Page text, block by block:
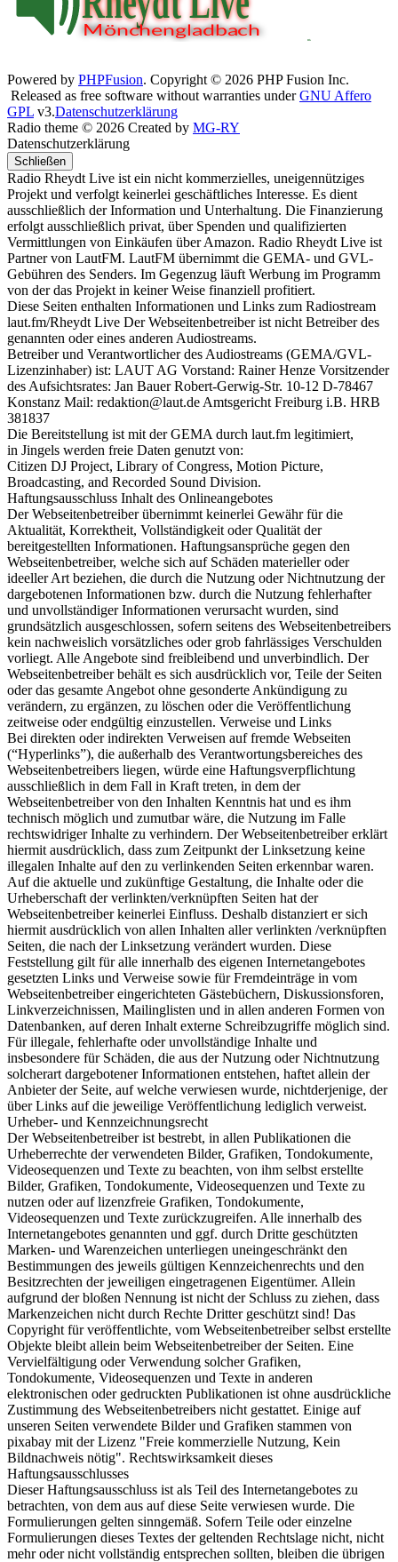
Powered by PHPFusion. Copyright © 2026 PHP Fusion Inc.
Released as free software without warranties underGNU Affero
GPL v3.Datenschutzerklärung
Radio theme © 2026 Created by MG-RY
Datenschutzerklärung
Schließen
Radio Rheydt Live ist ein nicht kommerzielles, uneigennütziges
Projekt und verfolgt keinerlei geschäftliches Interesse. Es dient
ausschließlich der Information und Unterhaltung. Die Finanzierung
erfolgt ausschließlich privat, über Spenden und qualifizierten
Vermittlungen von Einkäufen über Amazon. Radio Rheydt Live ist
Partner von LautFM. LautFM übernimmt die GEMA- und GVL-
Gebühren des Senders. Im Gegenzug läuft Werbung im Programm
von der das Projekt in keiner Weise finanziell profitiert.
Diese Seiten enthalten Informationen und Links zum Radiostream
laut.fm/Rheydt Live Der Webseitenbetreiber ist nicht Betreiber des
genannten oder eines anderen Audiostreams.
Betreiber und Verantwortlicher des Audiostreams (GEMA/GVL-
Lizenzinhaber) ist: LAUT AG Vorstand: Rainer Henze Vorsitzender
des Aufsichtsrates: Jan Bauer Robert-Gerwig-Str. 10-12 D-78467
Konstanz Mail: redaktion@laut.de Amtsgericht Freiburg i.B. HRB
381837
Die Bereitstellung ist mit der GEMA durch laut.fm legitimiert,
in Jingels werden freie Daten genutzt von:
Citizen DJ Project, Library of Congress, Motion Picture,
Broadcasting, and Recorded Sound Division.
Haftungsausschluss Inhalt des Onlineangebotes
Der Webseitenbetreiber übernimmt keinerlei Gewähr für die
Aktualität, Korrektheit, Vollständigkeit oder Qualität der
bereitgestellten Informationen. Haftungsansprüche gegen den
Webseitenbetreiber, welche sich auf Schäden materieller oder
ideeller Art beziehen, die durch die Nutzung oder Nichtnutzung der
dargebotenen Informationen bzw. durch die Nutzung fehlerhafter
und unvollständiger Informationen verursacht wurden, sind
grundsätzlich ausgeschlossen, sofern seitens des Webseitenbetreibers
kein nachweislich vorsätzliches oder grob fahrlässiges Verschulden
vorliegt. Alle Angebote sind freibleibend und unverbindlich. Der
Webseitenbetreiber behält es sich ausdrücklich vor, Teile der Seiten
oder das gesamte Angebot ohne gesonderte Ankündigung zu
verändern, zu ergänzen, zu löschen oder die Veröffentlichung
zeitweise oder endgültig einzustellen. Verweise und Links
Bei direkten oder indirekten Verweisen auf fremde Webseiten
(“Hyperlinks”), die außerhalb des Verantwortungsbereiches des
Webseitenbetreibers liegen, würde eine Haftungsverpflichtung
ausschließlich in dem Fall in Kraft treten, in dem der
Webseitenbetreiber von den Inhalten Kenntnis hat und es ihm
technisch möglich und zumutbar wäre, die Nutzung im Falle
rechtswidriger Inhalte zu verhindern. Der Webseitenbetreiber erklärt
hiermit ausdrücklich, dass zum Zeitpunkt der Linksetzung keine
illegalen Inhalte auf den zu verlinkenden Seiten erkennbar waren.
Auf die aktuelle und zukünftige Gestaltung, die Inhalte oder die
Urheberschaft der verlinkten/verknüpften Seiten hat der
Webseitenbetreiber keinerlei Einfluss. Deshalb distanziert er sich
hiermit ausdrücklich von allen Inhalten aller verlinkten /verknüpften
Seiten, die nach der Linksetzung verändert wurden. Diese
Feststellung gilt für alle innerhalb des eigenen Internetangebotes
gesetzten Links und Verweise sowie für Fremdeinträge in vom
Webseitenbetreiber eingerichteten Gästebüchern, Diskussionsforen,
Linkverzeichnissen, Mailinglisten und in allen anderen Formen von
Datenbanken, auf deren Inhalt externe Schreibzugriffe möglich sind.
Für illegale, fehlerhafte oder unvollständige Inhalte und
insbesondere für Schäden, die aus der Nutzung oder Nichtnutzung
solcherart dargebotener Informationen entstehen, haftet allein der
Anbieter der Seite, auf welche verwiesen wurde, nichtderjenige, der
über Links auf die jeweilige Veröffentlichung lediglich verweist.
Urheber- und Kennzeichnungsrecht
Der Webseitenbetreiber ist bestrebt, in allen Publikationen die
Urheberrechte der verwendeten Bilder, Grafiken, Tondokumente,
Videosequenzen und Texte zu beachten, von ihm selbst erstellte
Bilder, Grafiken, Tondokumente, Videosequenzen und Texte zu
nutzen oder auf lizenzfreie Grafiken, Tondokumente,
Videosequenzen und Texte zurückzugreifen. Alle innerhalb des
Internetangebotes genannten und ggf. durch Dritte geschützten
Marken- und Warenzeichen unterliegen uneingeschränkt den
Bestimmungen des jeweils gültigen Kennzeichenrechts und den
Besitzrechten der jeweiligen eingetragenen Eigentümer. Allein
aufgrund der bloßen Nennung ist nicht der Schluss zu ziehen, dass
Markenzeichen nicht durch Rechte Dritter geschützt sind! Das
Copyright für veröffentlichte, vom Webseitenbetreiber selbst erstellte
Objekte bleibt allein beim Webseitenbetreiber der Seiten. Eine
Vervielfältigung oder Verwendung solcher Grafiken,
Tondokumente, Videosequenzen und Texte in anderen
elektronischen oder gedruckten Publikationen ist ohne ausdrückliche
Zustimmung des Webseitenbetreibers nicht gestattet. Einige auf
unseren Seiten verwendete Bilder und Grafiken stammen von
pixabay mit der Lizenz "Freie kommerzielle Nutzung, Kein
Bildnachweis nötig". Rechtswirksamkeit dieses
Haftungsausschlusses
Dieser Haftungsausschluss ist als Teil des Internetangebotes zu
betrachten, von dem aus auf diese Seite verwiesen wurde. Die
Formulierungen gelten sinngemäß. Sofern Teile oder einzelne
Formulierungen dieses Textes der geltenden Rechtslage nicht, nicht
mehr oder nicht vollständig entsprechen sollten, bleiben die übrigen